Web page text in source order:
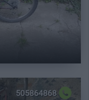
505864868